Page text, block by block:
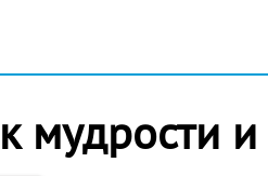
мудрости и